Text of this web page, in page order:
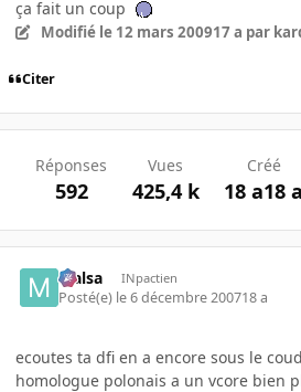
ça fait un coup
Modifié le 12 mars 200917 a par
Citer
Réponses
592
Vues
425,4 k
Créé
18 a18 a
Malsa INpactien
Posté(e) le 6 décembre 200718 a
ecoutes ta dfi en a encore sous le
homologue polonais a un vcore bien